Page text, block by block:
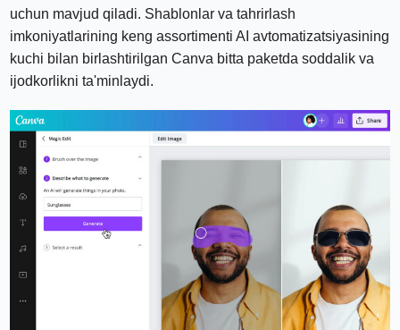
uchun mavjud qiladi. Shablonlar va tahrirlash
imkoniyatlarining keng assortimenti AI avtomatizatsiyasining
kuchi bilan birlashtirilgan Canva bitta paketda soddalik va
ijodkorlikni ta'minlaydi.